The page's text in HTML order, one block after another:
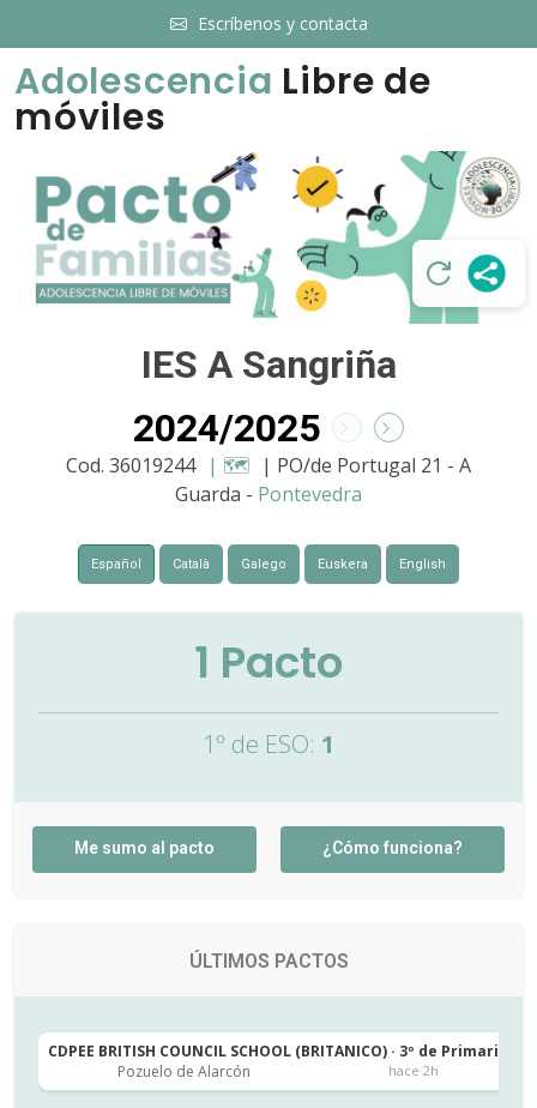
Escríbenos y contacta
Adolescencia Libre de
móviles
IES A Sangriña
2024/2025
Cod. 36019244 | 🗺️ | PO/de Portugal 21 - A
Guarda - Pontevedra
Español Català Galego Euskera English
1 Pacto
1º de ESO: 1
Me sumo al pacto ¿Cómo funciona?
ÚLTIMOS PACTOS
CDPEE BRITISH COUNCIL SCHOOL (BRITANICO) · 3º de Primaria
Pozuelo de Alarcón
hace 2h